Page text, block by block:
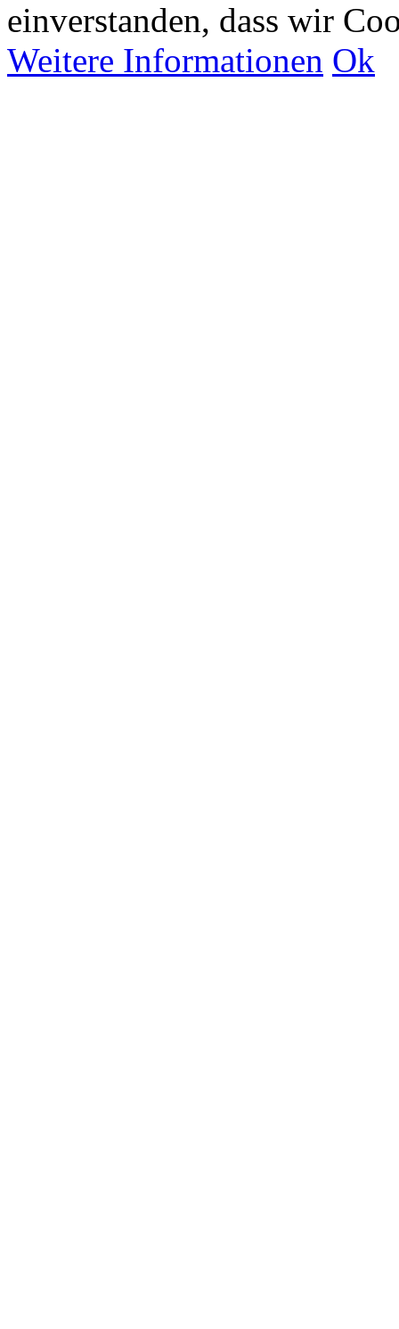
einverstanden, dass wir
Weitere Informationen Ok